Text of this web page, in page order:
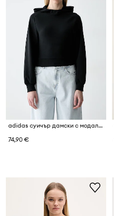
adidas суичър дамски с модал Soft Lux
74,90 €